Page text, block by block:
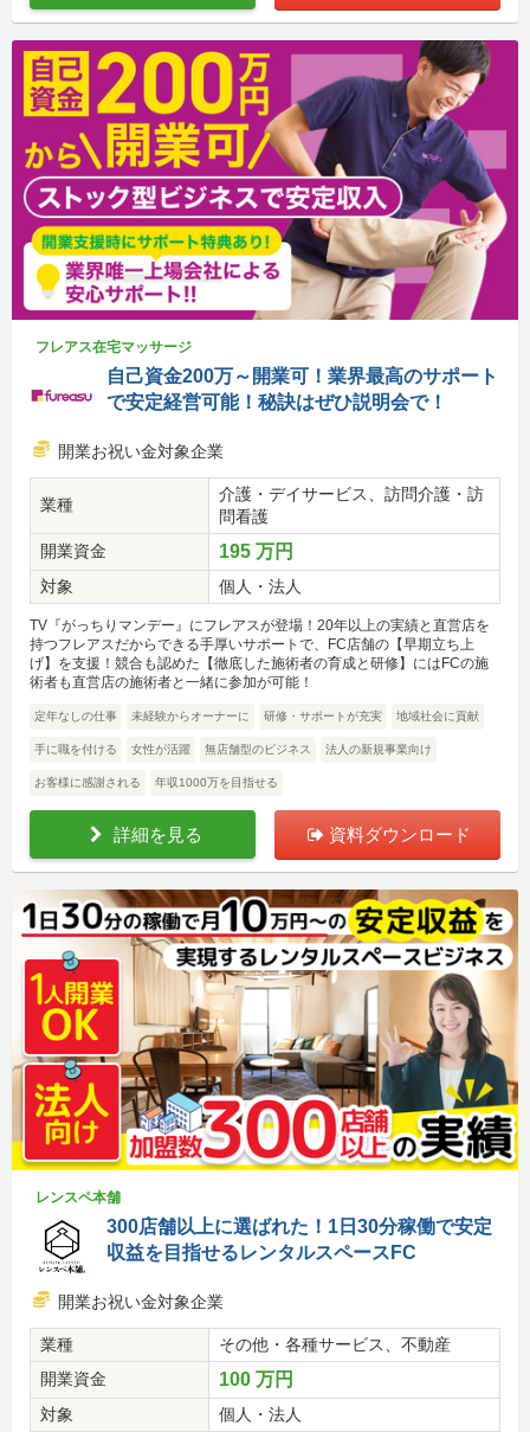
フレアス在宅マッサージ
自己資金200万～開業可！業界最高のサポート
で安定経営可能！秘訣はぜひ説明会で！
開業お祝い金対象企業
業種
介護・デイサービス、訪問介護・訪
問看護
開業資金
195 万円
対象 個人・法人
TV『がっちりマンデー』にフレアスが登場！20年以上の実績と直営店を
持つフレアスだからできる手厚いサポートで、FC店舗の【早期立ち上
げ】を支援！競合も認めた【徹底した施術者の育成と研修】にはFCの施
術者も直営店の施術者と一緒に参加が可能！
定年なしの仕事 未経験からオーナーに 研修・サポートが充実 地域社会に貢献
手に職を付ける 女性が活躍 無店舗型のビジネス 法人の新規事業向け
お客様に感謝される 年収1000万を目指せる
詳細を見る 資料ダウンロード
レンスペ本舗
300店舗以上に選ばれた！1日30分稼働で安定
収益を目指せるレンタルスペースFC
開業お祝い金対象企業
業種
その他・各種サービス、不動産
開業資金
100 万円
対象 個人・法人